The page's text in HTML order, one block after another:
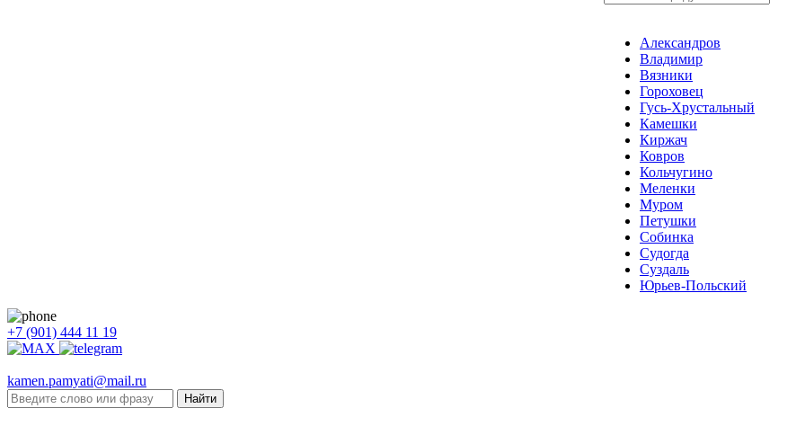
Александров
Владимир
Вязники
Гороховец
Гусь-Хрустальный
Камешки
Киржач
Ковров
Кольчугино
Меленки
Муром
Петушки
Собинка
Судогда
Суздаль
Юрьев-Польский
+7 (901) 444 11 19
kamen.pamyati@mail.ru